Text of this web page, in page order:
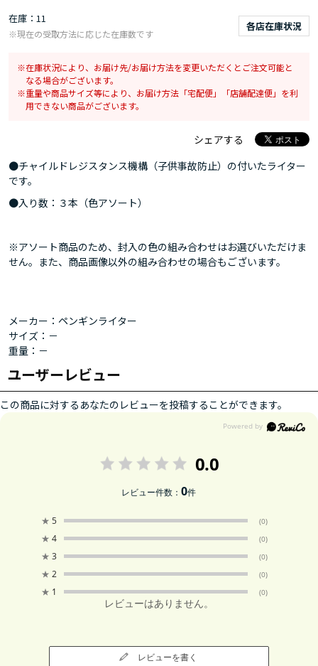
在庫 11
各店在庫状況
※現在の受取方法に応じた在庫数です
在庫状況により、お届け先/お届け方法を変更いただくとご注文可能と
なる場合がございます。
重量や商品サイズ等により、お届け方法「宅配便」「店舗配達便」を利
用できない商品がございます。
シェアする
●チャイルドレジスタンス機構（子供事故防止）の付いたライター
です。
●入り数：３本（色アソート）
※アソート商品のため、封入の色の組み合わせはお選びいただけま
せん。また、商品画像以外の組み合わせの場合もございます。
メーカー：ペンギンライター
サイズ：－
重量：－
ユーザーレビュー
この商品に対するあなたのレビューを投稿することができます。
0.0
レビュー件数：0件
★ 5 (0)
★ 4 (0)
★ 3 (0)
★ 2 (0)
★ 1 (0)
レビューはありません。
レビューを書く